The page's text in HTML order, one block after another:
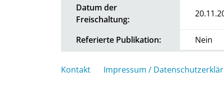
Datum der
Freischaltung:
Referierte Publikation: Nein
Kontakt Impressum /